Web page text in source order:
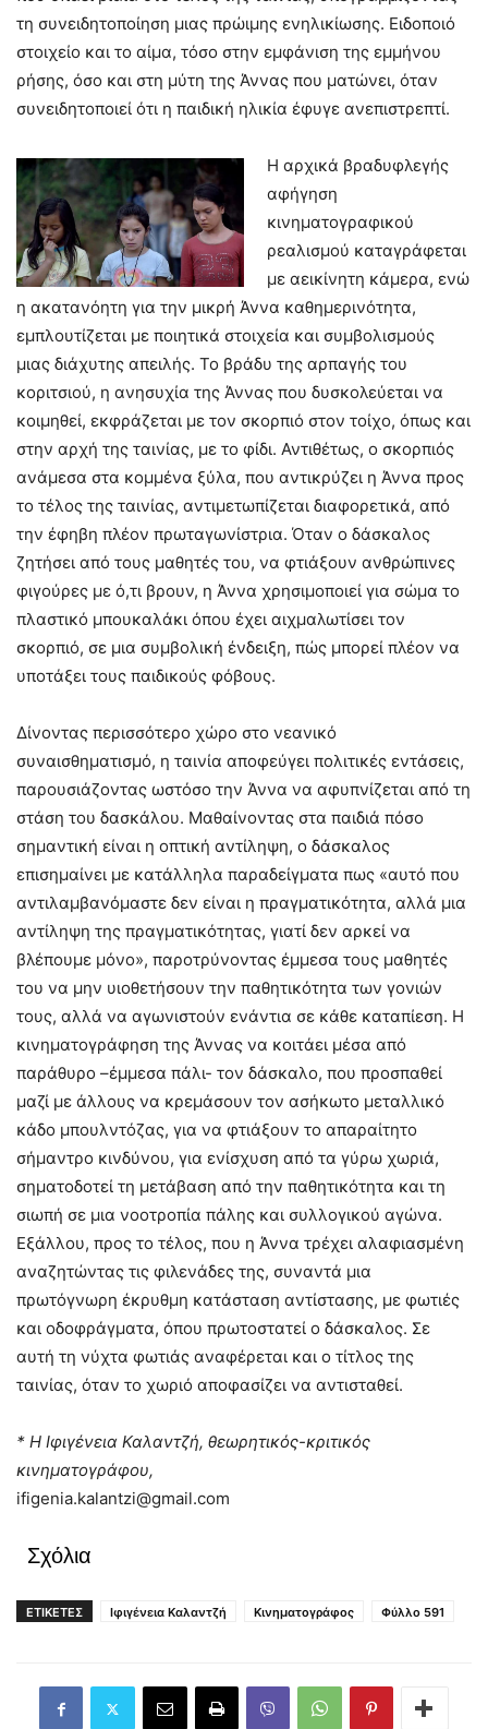
τη συνειδητοποίηση μιας πρώιμης ενηλικίωσης. Ειδοποιό
στοιχείο και το αίμα, τόσο στην εμφάνιση της εμμήνου
ρήσης, όσο και στη μύτη της Άννας που ματώνει, όταν
συνειδητοποιεί ότι η παιδική ηλικία έφυγε ανεπιστρεπτί.
Η αρχικά βραδυφλεγής
αφήγηση
κινηματογραφικού
ρεαλισμού καταγράφεται
με αεικίνητη κάμερα, ενώ
η ακατανόητη για την μικρή Άννα καθημερινότητα,
εμπλουτίζεται με ποιητικά στοιχεία και συμβολισμούς
μιας διάχυτης απειλής. Το βράδυ της αρπαγής του
κοριτσιού, η ανησυχία της Άννας που δυσκολεύεται να
κοιμηθεί, εκφράζεται με τον σκορπιό στον τοίχο, όπως και
στην αρχή της ταινίας, με το φίδι. Αντιθέτως, ο σκορπιός
ανάμεσα στα κομμένα ξύλα, που αντικρύζει η Άννα προς
το τέλος της ταινίας, αντιμετωπίζεται διαφορετικά, από
την έφηβη πλέον πρωταγωνίστρια. Όταν ο δάσκαλος
ζητήσει από τους μαθητές του, να φτιάξουν ανθρώπινες
φιγούρες με ό,τι βρουν, η Άννα χρησιμοποιεί για σώμα το
πλαστικό μπουκαλάκι όπου έχει αιχμαλωτίσει τον
σκορπιό, σε μια συμβολική ένδειξη, πώς μπορεί πλέον να
υποτάξει τους παιδικούς φόβους.
Δίνοντας περισσότερο χώρο στο νεανικό
συναισθηματισμό, η ταινία αποφεύγει πολιτικές εντάσεις,
παρουσιάζοντας ωστόσο την Άννα να αφυπνίζεται από τη
στάση του δασκάλου. Μαθαίνοντας στα παιδιά πόσο
σημαντική είναι η οπτική αντίληψη, ο δάσκαλος
επισημαίνει με κατάλληλα παραδείγματα πως «αυτό που
αντιλαμβανόμαστε δεν είναι η πραγματικότητα, αλλά μια
αντίληψη της πραγματικότητας, γιατί δεν αρκεί να
βλέπουμε μόνο», παροτρύνοντας έμμεσα τους μαθητές
του να μην υιοθετήσουν την παθητικότητα των γονιών
τους, αλλά να αγωνιστούν ενάντια σε κάθε καταπίεση. Η
κινηματογράφηση της Άννας να κοιτάει μέσα από
παράθυρο –έμμεσα πάλι- τον δάσκαλο, που προσπαθεί
μαζί με άλλους να κρεμάσουν τον ασήκωτο μεταλλικό
κάδο μπουλντόζας, για να φτιάξουν το απαραίτητο
σήμαντρο κινδύνου, για ενίσχυση από τα γύρω χωριά,
σηματοδοτεί τη μετάβαση από την παθητικότητα και τη
σιωπή σε μια νοοτροπία πάλης και συλλογικού αγώνα.
Εξάλλου, προς το τέλος, που η Άννα τρέχει αλαφιασμένη
αναζητώντας τις φιλενάδες της, συναντά μια
πρωτόγνωρη έκρυθμη κατάσταση αντίστασης, με φωτιές
και οδοφράγματα, όπου πρωτοστατεί ο δάσκαλος. Σε
αυτή τη νύχτα φωτιάς αναφέρεται και ο τίτλος της
ταινίας, όταν το χωριό αποφασίζει να αντισταθεί.
* Η Ιφιγένεια Καλαντζή, θεωρητικός-κριτικός
κινηματογράφου,
ifigenia.kalantzi@gmail.com
Σχόλια
ΕΤΙΚΕΤΕΣ Ιφιγένεια Καλαντζή Κινηματογράφος Φύλλο 591